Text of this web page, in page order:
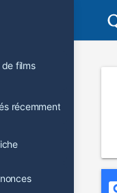
de films
récemment